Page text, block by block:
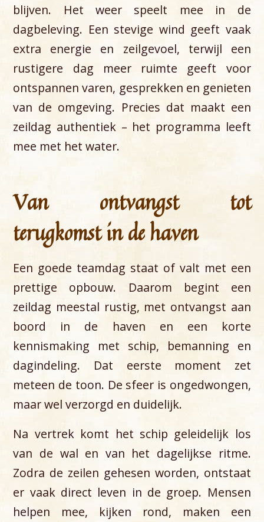
blijven. Het weer speelt mee in de
dagbeleving. Een stevige wind geeft vaak
extra energie en zeilgevoel, terwijl een
rustigere dag meer ruimte geeft voor
ontspannen varen, gesprekken en genieten
van de omgeving. Precies dat maakt een
zeildag authentiek – het programma leeft
mee met het water.
Van ontvangst tot
terugkomst in de haven
Een goede teamdag staat of valt met een
prettige opbouw. Daarom begint een
zeildag meestal rustig, met ontvangst aan
boord in de haven en een korte
kennismaking met schip, bemanning en
dagindeling. Dat eerste moment zet
meteen de toon. De sfeer is ongedwongen,
maar wel verzorgd en duidelijk.
Na vertrek komt het schip geleidelijk los
van de wal en van het dagelijkse ritme.
Zodra de zeilen gehesen worden, ontstaat
er vaak direct leven in de groep. Mensen
helpen mee, kijken rond, maken een